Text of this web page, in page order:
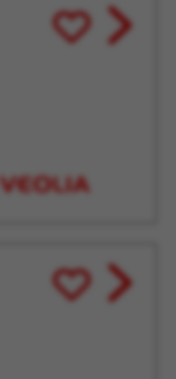
Enregistrer
pour
View
job
Enregistrer
pour
View
job